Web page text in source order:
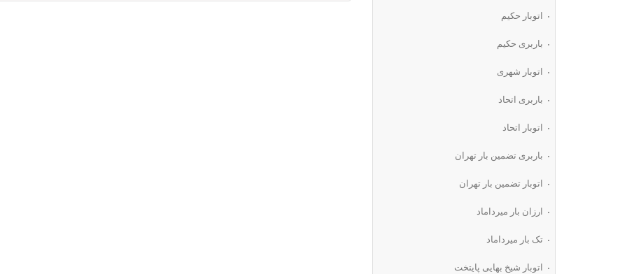
اتوبار حکیم
باربری حکیم
اتوبار شهری
باربری اتحاد
اتوبار اتحاد
باربری تضمین بار تهران
اتوبار تضمین بار تهران
ارزان بار میرداماد
تک بار میرداماد
اتوبار شیخ بهایی پایتخت